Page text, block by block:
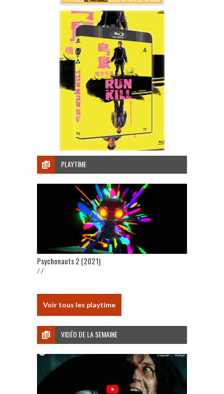
PLAYTIME
Psychonauts 2 (2021)
/ /
Voir tous les playtime
VIDÉO DE LA SEMAINE